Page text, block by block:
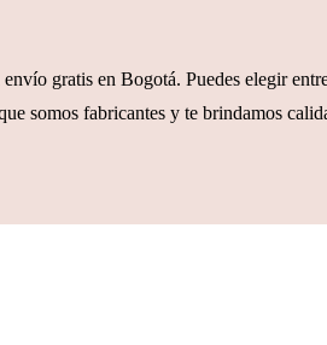
gratis en Bogotá. Puedes elegir
somos fabricantes y te brindamos